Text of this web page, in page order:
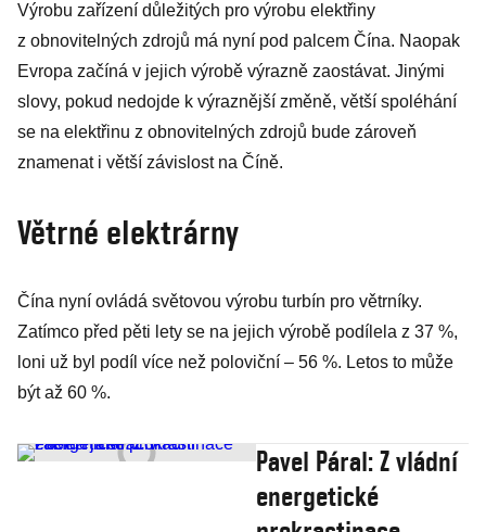
Výrobu zařízení důležitých pro výrobu elektřiny
z obnovitelných zdrojů má nyní pod palcem Čína. Naopak
Evropa začíná v jejich výrobě výrazně zaostávat. Jinými
slovy, pokud nedojde k výraznější změně, větší spoléhání
se na elektřinu z obnovitelných zdrojů bude zároveň
znamenat i větší závislost na Číně.
Větrné elektrárny
Čína nyní ovládá světovou výrobu turbín pro větrníky.
Zatímco před pěti lety se na jejich výrobě podílela z 37 %,
loni už byl podíl více než poloviční – 56 %. Letos to může
být až 60 %.
Pavel Páral: Z vládní
energetické